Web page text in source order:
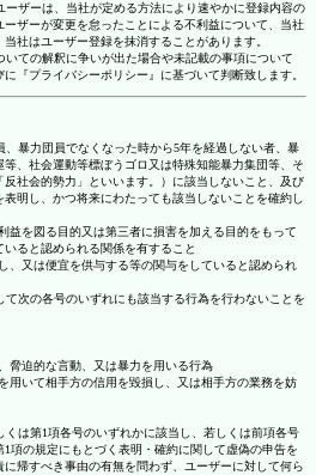
ザーは、当社が定める方法により速やかに登録内容の
ザーが変更を怠ったことによる不利益について、当社
社はユーザー登録を抹消することがあります。
ての解釈に争いが出た場合や未記載の事項について
『プライバシーポリシー』に基づいて判断致します。
暴力団員でなくなった時から5年を経過しない者、暴
、社会運動等標ぼうゴロ又は特殊知能暴力集団等、そ
社会的勢力」といいます。）に該当しないこと、及び
明し、かつ将来にわたっても該当しないことを確約し
益を図る目的又は第三者に損害を加える目的をもって
ると認められる関係を有すること
、又は便宜を供与する等の関与をしていると認められ
次の各号のいずれにも該当する行為を行わないことを
脅迫的な言動、又は暴力を用いる行為
用いて相手方の信用を毀損し、又は相手方の業務を妨
は第1項各号のいずれかに該当し、若しくは前項各号
項の規定にもとづく表明・確約に関して虚偽の申告を
帰すべき事由の有無を問わず、ユーザーに対して何ら